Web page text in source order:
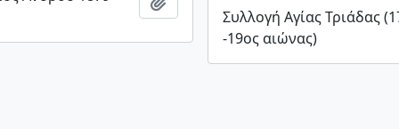
Συλλογή Αγίας Τριάδας
-19ος αιώνας)